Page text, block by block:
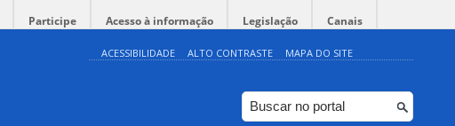
Participe Acesso à informação Legislação Canais
ACESSIBILIDADE ALTO CONTRASTE MAPA DO SITE